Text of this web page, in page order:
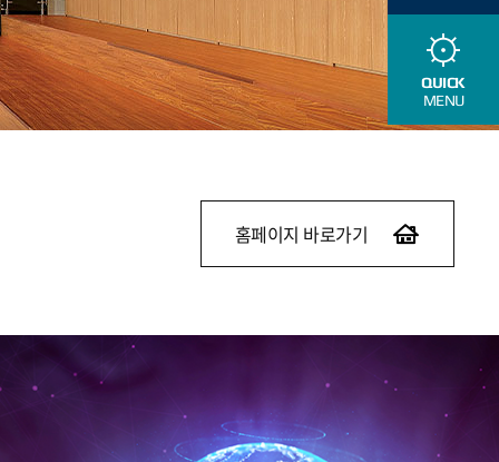
홈페이지 바로가기
QUICK
MENU